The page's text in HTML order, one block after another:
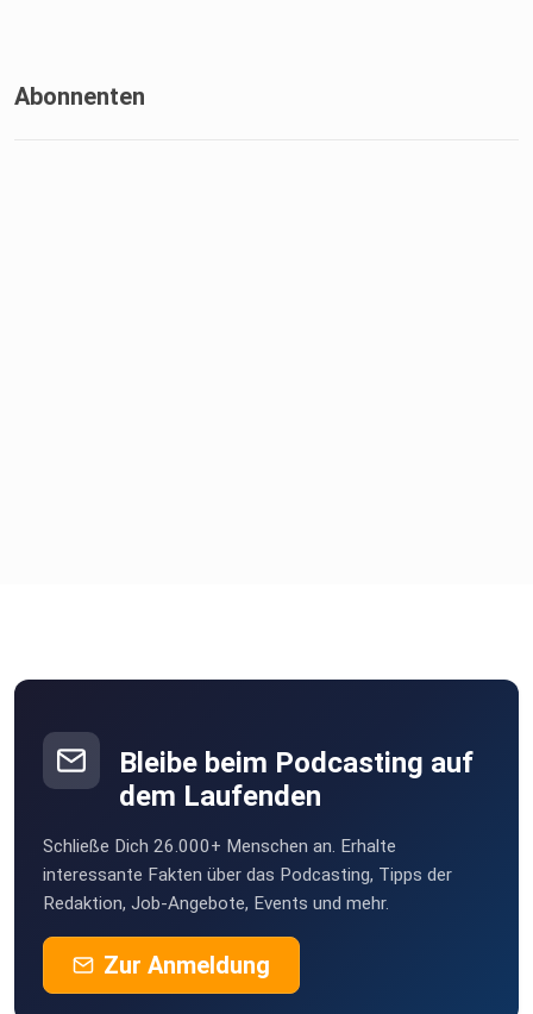
Abonnenten
Bleibe beim Podcasting auf
dem Laufenden
Schließe Dich 26.000+ Menschen an. Erhalte
interessante Fakten über das Podcasting, Tipps der
Redaktion, Job-Angebote, Events und mehr.
Zur Anmeldung